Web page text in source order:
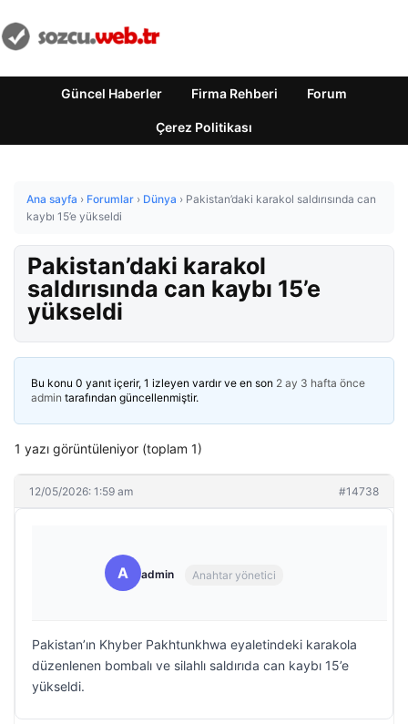
Güncel Haberler Firma Rehberi Forum
Çerez Politikası
Ana sayfa › Forumlar › Dünya › Pakistan’daki karakol saldırısında can
kaybı 15’e yükseldi
Pakistan’daki karakol
saldırısında can kaybı 15’e
yükseldi
Bu konu 0 yanıt içerir, 1 izleyen vardır ve en son 2 ay 3 hafta önce
admin tarafından güncellenmiştir.
1 yazı görüntüleniyor (toplam 1)
12/05/2026: 1:59 am #14738
A admin Anahtar yönetici
Pakistan’ın Khyber Pakhtunkhwa eyaletindeki karakola
düzenlenen bombalı ve silahlı saldırıda can kaybı 15’e
yükseldi.